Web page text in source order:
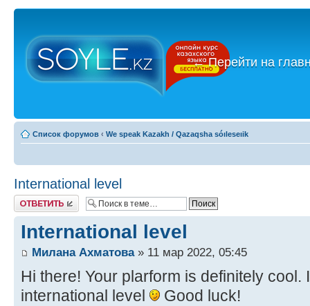
←Перейти на
Список форумов ‹ We speak Kazakh / Qazaqsha sóıleseıik
International level
Ответить
International level
Милана Ахматова» 11 мар 2022, 05:45
Hi there! Your plarform is definitely
international level
Good luck!